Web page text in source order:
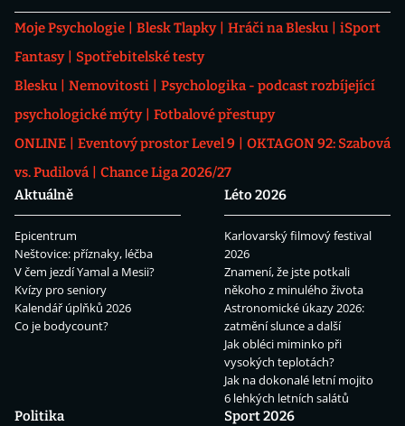
Moje Psychologie Blesk Tlapky Hráči na Blesku
iSport
Fantasy
Spotřebitelské testy
Blesku
Nemovitosti
Psychologika - podcast rozbíjející
psychologické mýty
Fotbalové přestupy
ONLINE
Eventový prostor Level 9
OKTAGON 92: Szabová
vs. Pudilová
Chance Liga 2026/27
Aktuálně
Epicentrum
Neštovice: příznaky, léčba
V čem jezdí Yamal a Mesii?
Kvízy pro seniory
Kalendář úplňků 2026
Co je bodycount?
Léto 2026
Karlovarský filmový festival
2026
Znamení, že jste potkali
někoho z minulého života
Astronomické úkazy 2026:
zatmění slunce a další
Jak obléci miminko při
vysokých teplotách?
Jak na dokonalé letní mojito
6 lehkých letních salátů
Politika
Sport 2026